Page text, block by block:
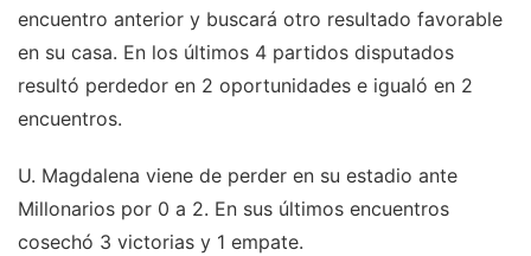
encuentro anterior y buscará otro resultado favorable
en su casa. En los últimos 4 partidos disputados
resultó perdedor en 2 oportunidades e igualó en 2
encuentros.
U. Magdalena viene de perder en su estadio ante
Millonarios por 0 a 2. En sus últimos encuentros
cosechó 3 victorias y 1 empate.